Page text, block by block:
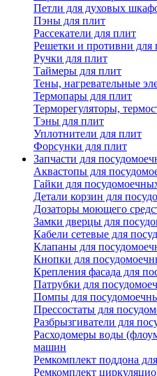
Петли для духовых
Пэны для плит
Рассекатели для плит
Решетки и противни для
Ручки для плит
Таймеры для плит
Тены, нагревательные
Термопары для плит
Терморегуляторы,
Тэны для плит
Уплотнители для плит
Форсунки для плит
Запчасти для
Аквастопы для
Гайки для
Детали корзин для
Дозаторы моющего
Замки дверцы для
Кабели сетевые для
Клапаны для
Кнопки для
Крепления фасада для
Патрубки для
Помпы для
Прессостаты для
Разбрызгиватели для
Расходомеры воды
машин
Ремкомплект поддона
Ремкомплект